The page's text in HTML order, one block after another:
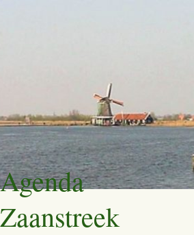
Ga
naar
de
inhoud
Agenda
Zaanstreek